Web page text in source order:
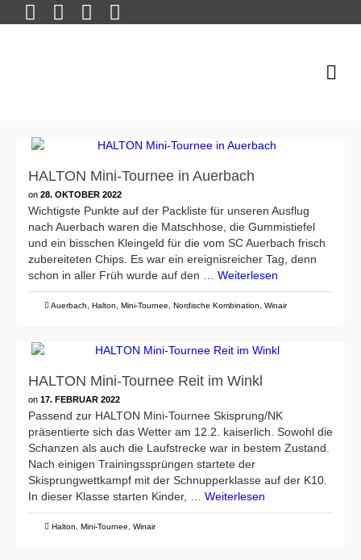
HALTON Mini-Tournee in Auerbach
on 28. OKTOBER 2022
Wichtigste Punkte auf der Packliste für unseren Ausflug
nach Auerbach waren die Matschhose, die Gummistiefel
und ein bisschen Kleingeld für die vom SC Auerbach frisch
zubereiteten Chips. Es war ein ereignisreicher Tag, denn
schon in aller Früh wurde auf den … Weiterlesen
Auerbach Halton Mini-Tournee Nordische Kombination Winair
HALTON Mini-Tournee Reit im Winkl
on 17. FEBRUAR 2022
Passend zur HALTON Mini-Tournee Skisprung/NK
präsentierte sich das Wetter am 12.2. kaiserlich. Sowohl die
Schanzen als auch die Laufstrecke war in bestem Zustand.
Nach einigen Trainingssprüngen startete der
Skisprungwettkampf mit der Schnupperklasse auf der K10.
In dieser Klasse starten Kinder, … Weiterlesen
Halton Mini-Tournee Winair